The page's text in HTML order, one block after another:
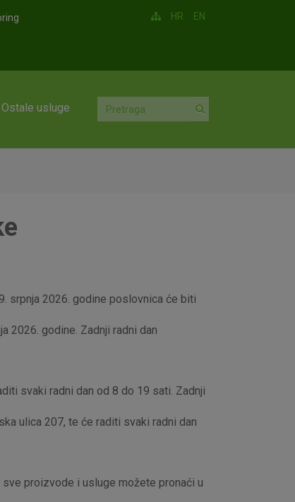
HR EN
Ostale usluge
srpnja 2026. godine poslovnica će biti
2026. godine. Zadnji radni dan
svaki radni dan od 8 do 19 sati. Zadnji
ulica 207, te će raditi svaki radni dan
proizvode i usluge možete pronaći u